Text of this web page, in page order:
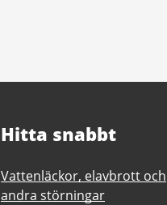
Hitta snabbt
Vattenläckor, elavbrott och
andra störningar